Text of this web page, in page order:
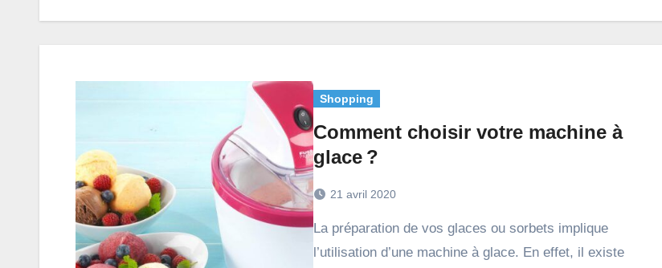
Shopping
Comment choisir votre machine à
glace ?
21 avril 2020
La préparation de vos glaces ou sorbets implique
l’utilisation d’une machine à glace. En effet, il existe